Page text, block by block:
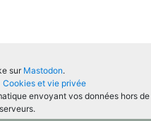
sur Mastodon.
Cookies et vie privée
envoyant vos données hors de